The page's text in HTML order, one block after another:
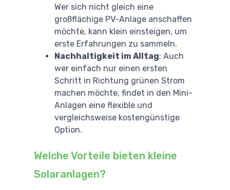
Wer sich nicht gleich eine
großflächige PV-Anlage anschaffen
möchte, kann klein einsteigen, um
erste Erfahrungen zu sammeln.
Nachhaltigkeit im Alltag: Auch
wer einfach nur einen ersten
Schritt in Richtung grünen Strom
machen möchte, findet in den Mini-
Anlagen eine flexible und
vergleichsweise kostengünstige
Option.
Welche Vorteile bieten kleine
Solaranlagen?